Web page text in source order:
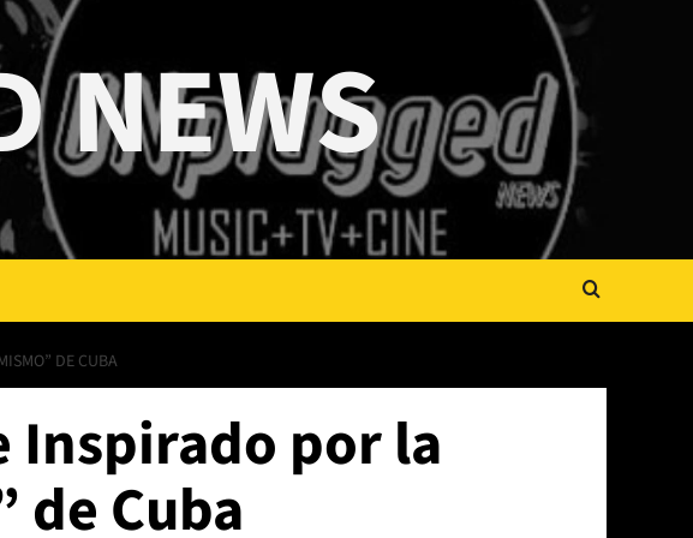
NEWS
DE CUBA
Inspirado por la
de Cuba